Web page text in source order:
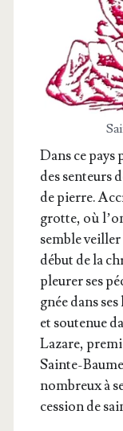
Dans ce pays
des sen­teurs
de pierre.
grotte, où
semble
début de la
pleu­rer ses
gnée dans
et sou­te­nue
Lazare,
Sainte-
nom­breux à
ces­sion de